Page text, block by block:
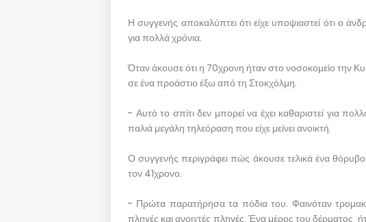
Η συγγενής αποκαλύπτει ότι είχε υποψιαστεί ότι ο
για πολλά χρόνια.
Όταν άκουσε ότι η 70χρονη ήταν στο νοσοκομείο την
σε ένα προάστιο έξω από τη Στοκχόλμη.
- Αυτό το σπίτι δεν μπορεί να έχει καθαριστεί για
παλιά μεγάλη τηλεόραση που είχε μείνει ανοικτή.
Ο συγγενής περιγράφει πώς άκουσε τελικά ένα
τον 41χρονο.
- Πρώτα παρατήρησα τα πόδια του. Φαινόταν
πληγές και ανοιχτές πληγές. Ένα μέρος του